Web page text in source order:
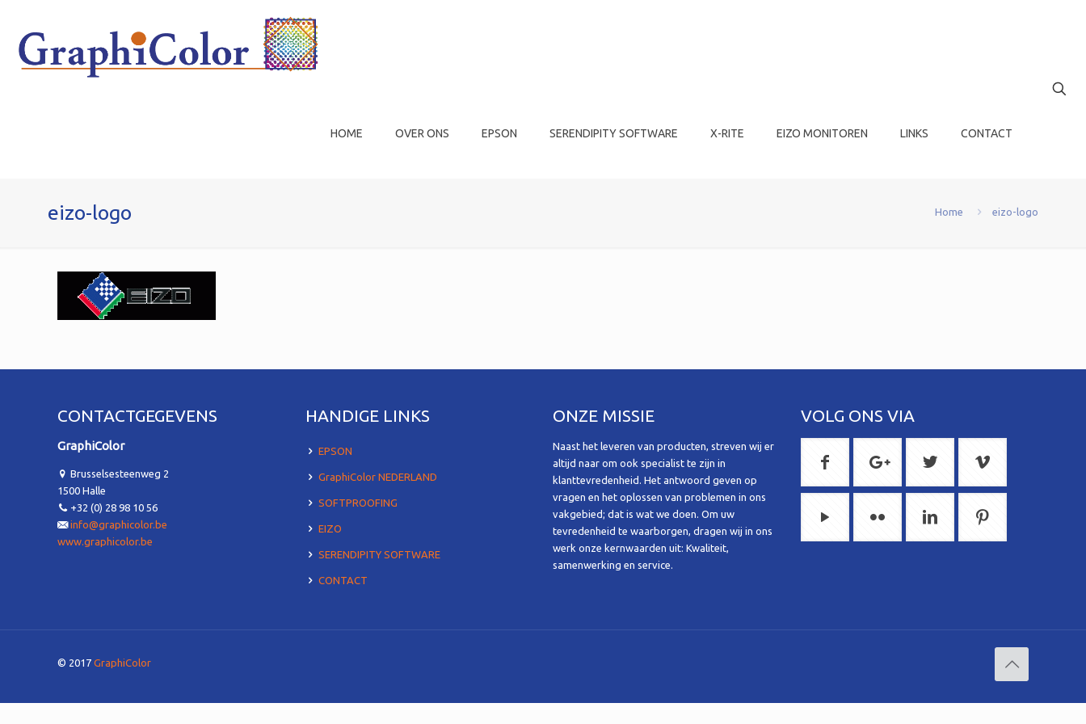
HOME OVER ONS EPSON SERENDIPITY SOFTWARE X-RITE EIZO MONITOREN LINKS CONTACT
eizo-logo Home eizo-logo
CONTACTGEGEVENS
GraphiColor
Brusselsesteenweg 2
1500 Halle
+32 (0) 28 98 10 56
info@graphicolor.be
www.graphicolor.be
HANDIGE LINKS
EPSON
GraphiColor NEDERLAND
SOFTPROOFING
EIZO
SERENDIPITY SOFTWARE
CONTACT
ONZE MISSIE
Naast het leveren van producten, streven wij er
altijd naar om ook specialist te zijn in
klanttevredenheid. Het antwoord geven op
vragen en het oplossen van problemen in ons
vakgebied; dat is wat we doen. Om uw
tevredenheid te waarborgen, dragen wij in ons
werk onze kernwaarden uit: Kwaliteit,
samenwerking en service.
VOLG ONS VIA
© 2017 GraphiColor